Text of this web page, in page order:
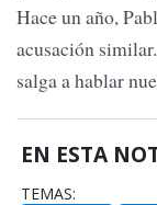
Hace un año,
acusación
salga a hablar
EN ESTA
TEMAS: